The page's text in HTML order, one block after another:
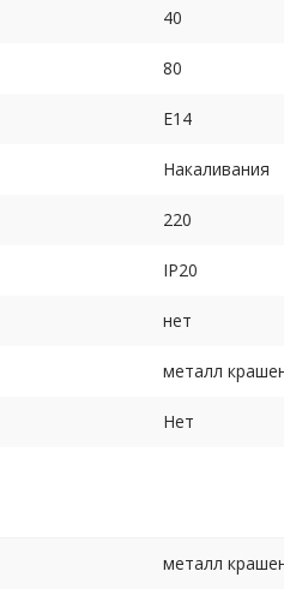
40
80
E14
Накаливания
220
IP20
нет
металл
Нет
металл